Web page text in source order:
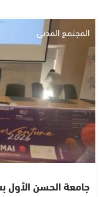
المجتمع المدني
جامعة الحسن